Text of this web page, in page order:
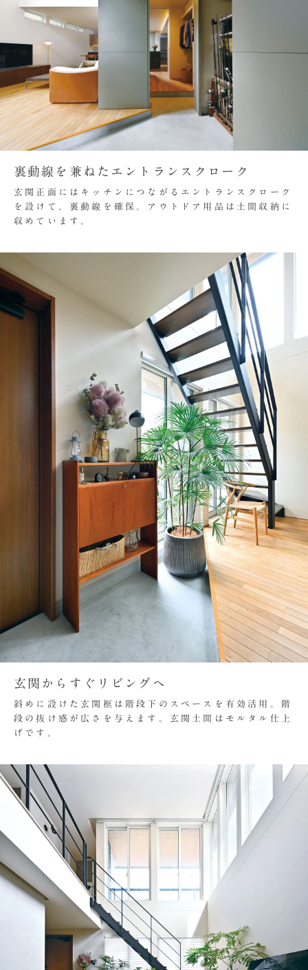
裏動線を兼ねたエントランスクローク
玄関正面にはキッチンにつながるエントランスクローク
を設けて、裏動線を確保。アウトドア用品は土間収納に
収めています。
玄関からすぐリビングへ
斜めに設けた玄関框は階段下のスペースを有効活用。階
段の抜け感が広さを与えます。玄関土間はモルタル仕上
げです。